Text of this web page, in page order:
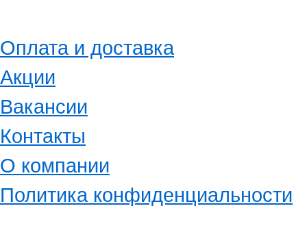
Оплата и доставка
Акции
Вакансии
Контакты
О компании
Политика конфиденциальности